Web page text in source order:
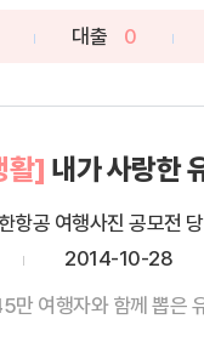
대출 0
활] 내가 사랑한
항공 여행사진 공모전
2014-10-28
만 여행자와 함께 뽑은